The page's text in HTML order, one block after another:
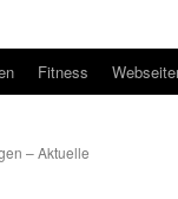
Fitness
– Aktuelle